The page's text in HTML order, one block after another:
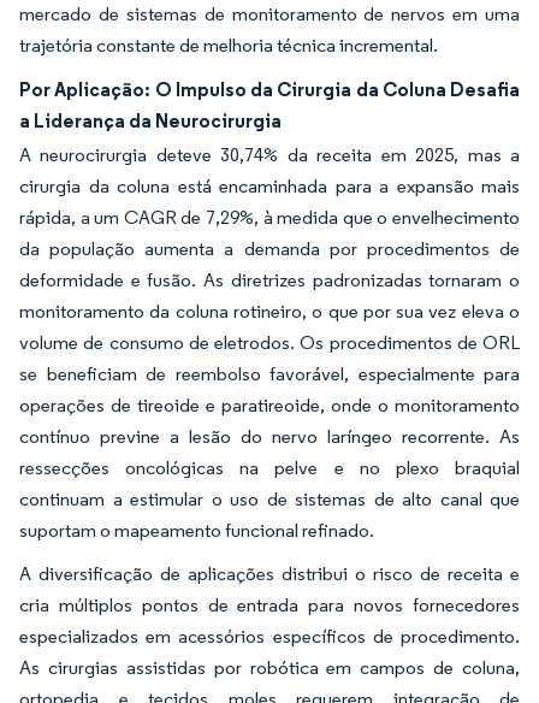
mercado de sistemas de monitoramento de nervos em uma
trajetória constante de melhoria técnica incremental.
Por Aplicação: O Impulso da Cirurgia da Coluna Desafia
a Liderança da Neurocirurgia
A neurocirurgia deteve 30,74% da receita em 2025, mas a
cirurgia da coluna está encaminhada para a expansão mais
rápida, a um CAGR de 7,29%, à medida que o envelhecimento
da população aumenta a demanda por procedimentos de
deformidade e fusão. As diretrizes padronizadas tornaram o
monitoramento da coluna rotineiro, o que por sua vez eleva o
volume de consumo de eletrodos. Os procedimentos de ORL
se beneficiam de reembolso favorável, especialmente para
operações de tireoide e paratireoide, onde o monitoramento
contínuo previne a lesão do nervo laríngeo recorrente. As
ressecções oncológicas na pelve e no plexo braquial
continuam a estimular o uso de sistemas de alto canal que
suportam o mapeamento funcional refinado.
A diversificação de aplicações distribui o risco de receita e
cria múltiplos pontos de entrada para novos fornecedores
especializados em acessórios específicos de procedimento.
As cirurgias assistidas por robótica em campos de coluna,